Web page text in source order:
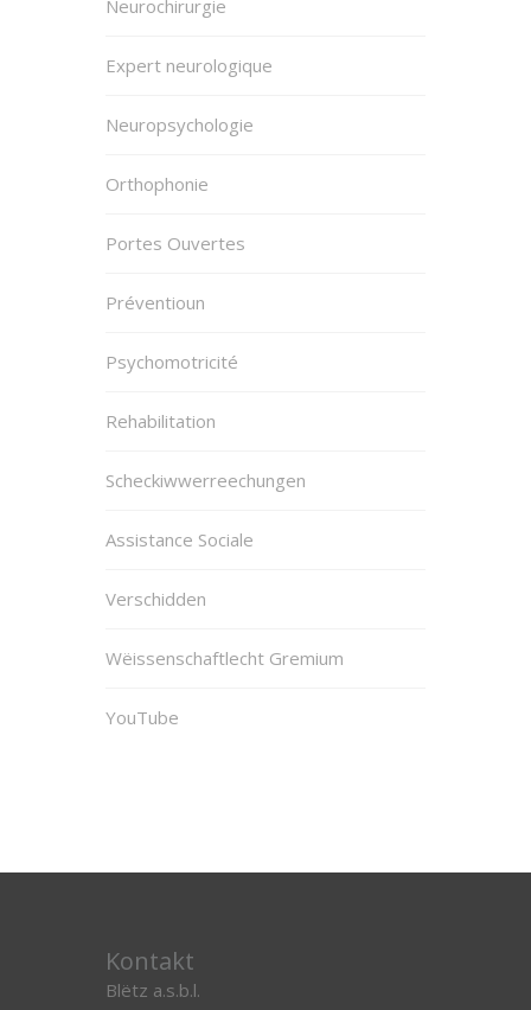
Neurochirurgie
Expert neurologique
Neuropsychologie
Orthophonie
Portes Ouvertes
Préventioun
Psychomotricité
Rehabilitation
Scheckiwwerreechungen
Assistance Sociale
Verschidden
Wëissenschaftlecht Gremium
YouTube
Kontakt
Blëtz a.s.b.l.